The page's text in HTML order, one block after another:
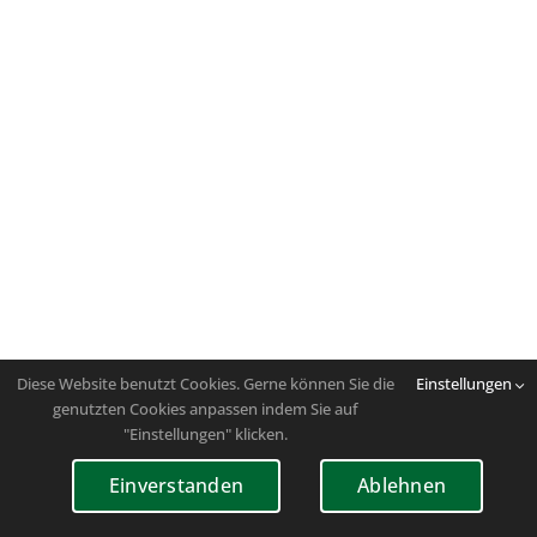
Diese Website benutzt Cookies. Gerne können Sie die
genutzten Cookies anpassen indem Sie auf
"Einstellungen" klicken.
Einstellungen
Einverstanden Ablehnen